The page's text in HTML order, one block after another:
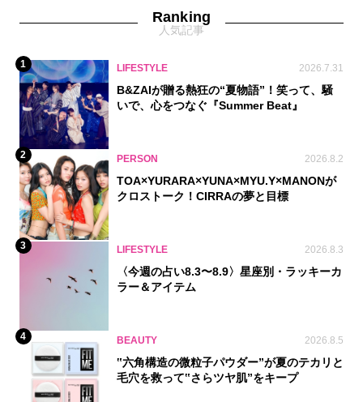
Ranking
人気記事
1 LIFESTYLE 2026.7.31
B&ZAIが贈る熱狂の“夏物語”！笑って、騒
いで、心をつなぐ『Summer Beat』
2 PERSON 2026.8.2
TOA×YURARA×YUNA×MYU.Y×MANONが
クロストーク！CIRRAの夢と目標
3 LIFESTYLE 2026.8.3
〈今週の占い8.3〜8.9〉星座別・ラッキーカ
ラー＆アイテム
4 BEAUTY 2026.8.5
‟六角構造の微粒子パウダー”が夏のテカリと
毛穴を救って‟さらツヤ肌”をキープ